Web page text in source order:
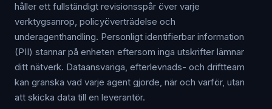
håller ett fullständigt revisionsspår över varje
verktygsanrop, policyöverträdelse och
underagenthandling. Personligt identifierbar information
(PII) stannar på enheten eftersom inga utskrifter lämnar
ditt nätverk. Dataansvariga, efterlevnads- och driftteam
kan granska vad varje agent gjorde, när och varför, utan
att skicka data till en leverantör.